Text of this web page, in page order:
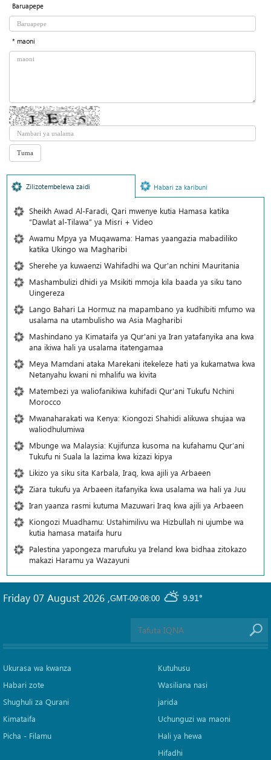
Baruapepe
* maoni
Zilizotembelewa zaidi Habari za karibuni
Sheikh Awad Al-Faradi, Qari mwenye kutia Hamasa katika
“Dawlat al-Tilawa” ya Misri + Video
Awamu Mpya ya Muqawama: Hamas yaangazia mabadiliko
katika Ukingo wa Magharibi
Sherehe ya kuwaenzi Wahifadhi wa Qur'an nchini Mauritania
Mashambulizi dhidi ya Msikiti mmoja kila baada ya siku tano
Uingereza
Lango Bahari La Hormuz na mapambano ya kudhibiti mfumo wa
usalama na utambulisho wa Asia Magharibi
Mashindano ya Kimataifa ya Qur'ani ya Iran yatafanyika ana kwa
ana ikiwa hali ya usalama itatengamaa
Meya Mamdani ataka Marekani itekeleze hati ya kukamatwa kwa
Netanyahu kwani ni mhalifu wa kivita
Matembezi ya waliofanikiwa kuhifadi Qur'ani Tukufu Nchini
Morocco
Mwanaharakati wa Kenya: Kiongozi Shahidi alikuwa shujaa wa
waliodhulumiwa
Mbunge wa Malaysia: Kujifunza kusoma na kufahamu Qur’ani
Tukufu ni Suala la lazima kwa kizazi kipya
Likizo ya siku sita Karbala, Iraq, kwa ajili ya Arbaeen
Ziara tukufu ya Arbaeen itafanyika kwa usalama wa hali ya Juu
Iran yaanza rasmi kutuma Mazuwari Iraq kwa ajili ya Arbaeen
Kiongozi Muadhamu: Ustahimilivu wa Hizbullah ni ujumbe wa
kutia hamasa mataifa huru
Palestina yapongeza marufuku ya Ireland kwa bidhaa zitokazo
makazi Haramu ya Wazayuni
GMT-09:08:00 9.91°
Friday 07 August 2026 ,
Ukurasa wa kwanza
Habari zote
Shughuli za Qurani
Kimataifa
Picha‎ - Filamu‎
Kutuhusu
Wasiliana nasi
jarida
Uchunguzi wa maoni
Hali ya hewa
Hifadhi